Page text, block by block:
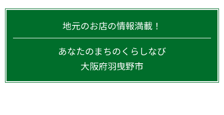
地元のお店の情報満載！
あなたのまちのくらしなび
大阪府羽曳野市